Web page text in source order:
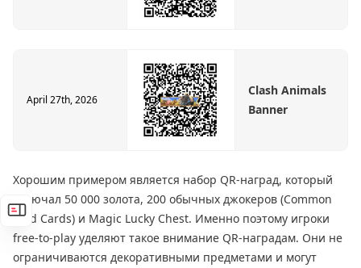
April 27th, 2026
Clash Animals
Banner
Хорошим примером является набор QR-наград, который
включал 50 000 золота, 200 обычных джокеров (Common
Wild Cards) и Magic Lucky Chest. Именно поэтому игроки
free-to-play уделяют такое внимание QR-наградам. Они не
ограничиваются декоративными предметами и могут